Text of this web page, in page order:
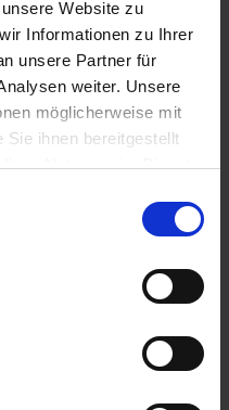
Website zu
Informationen zu Ihrer
unsere Partner für
weiter. Unsere
möglicherweise mit
Sie ihnen bereitgestellt
Nutzung der Dienste